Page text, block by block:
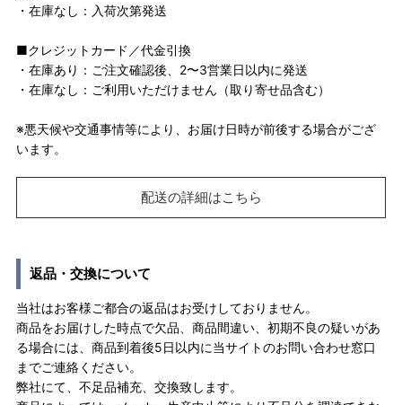
・在庫なし：入荷次第発送
■クレジットカード／代金引換
・在庫あり：ご注文確認後、2〜3営業日以内に発送
・在庫なし：ご利用いただけません（取り寄せ品含む）
※悪天候や交通事情等により、お届け日時が前後する場合がござ
います。
配送の詳細はこちら
返品・交換について
当社はお客様ご都合の返品はお受けしておりません。
商品をお届けした時点で欠品、商品間違い、初期不良の疑いがあ
る場合には、商品到着後5日以内に当サイトのお問い合わせ窓口
までご連絡ください。
弊社にて、不足品補充、交換致します。